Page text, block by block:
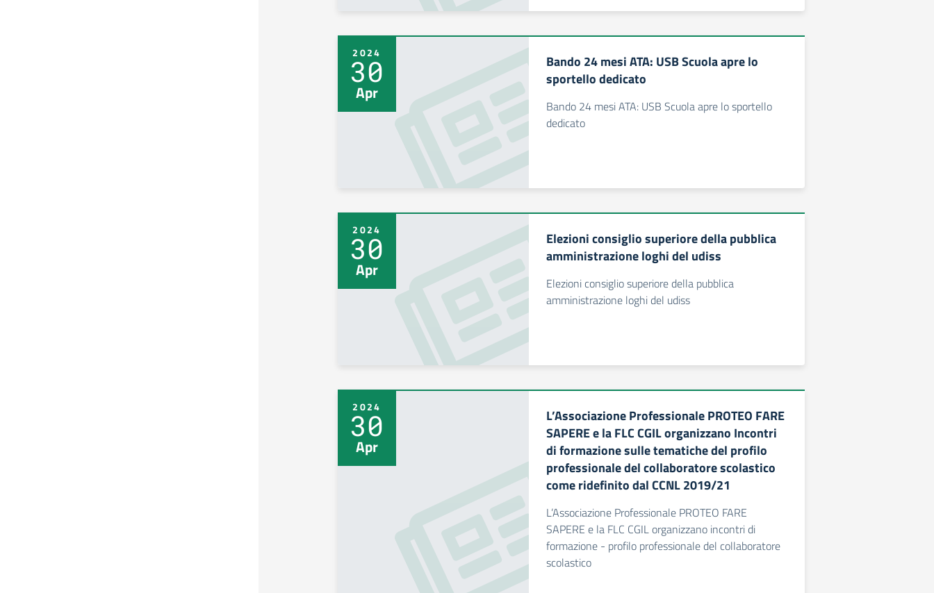
2024
30
Apr
Bando 24 mesi ATA: USB Scuola apre lo
sportello dedicato
Bando 24 mesi ATA: USB Scuola apre lo sportello
dedicato
2024
30
Apr
Elezioni consiglio superiore della pubblica
amministrazione loghi del udiss
Elezioni consiglio superiore della pubblica
amministrazione loghi del udiss
2024
30
Apr
L’Associazione Professionale PROTEO FARE
SAPERE e la FLC CGIL organizzano Incontri
di formazione sulle tematiche del profilo
professionale del collaboratore scolastico
come ridefinito dal CCNL 2019/21
L’Associazione Professionale PROTEO FARE
SAPERE e la FLC CGIL organizzano incontri di
formazione - profilo professionale del collaboratore
scolastico